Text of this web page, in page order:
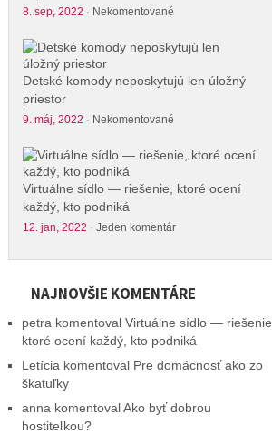
8. sep, 2022 · Nekomentované
Detské komody neposkytujú len úložný
priestor
9. máj, 2022 · Nekomentované
Virtuálne sídlo — riešenie, ktoré ocení
každý, kto podniká
12. jan, 2022 · Jeden komentár
NAJNOVŠIE KOMENTÁRE
petra komentoval Virtuálne sídlo — riešenie,
ktoré ocení každý, kto podniká
Letícia komentoval Pre domácnosť ako zo
škatuľky
anna komentovalAko byť dobrou
hostiteľkou?